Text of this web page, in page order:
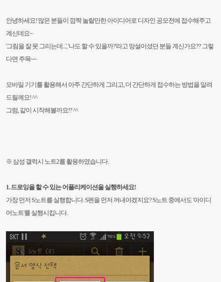
안녕하세요! 많은 분들이 깜짝 놀랄만한 아이디어로 디자인 공모전에 접수해주고
계신데요~
'그림을 잘 못 그리는데...', '나도 할 수 있을까?'라고 망설이셨던 분들 계신가요?? 그렇
다면 주목~~
모바일 기기를 활용해서 아주 간단하게 그리고, 더 간단하게 접수하는 방법을 알려
드릴께요! ^^
그럼, 같이 시작해볼까요!? ^^
※ 삼성 갤럭시 노트2를 활용하였습니다.
1. 드로잉을 할 수 있는 어플리케이션을 실행하세요!
가장 먼저 S노트를 실행합니다. S펜을 먼저 꺼내야겠지요?S노트 중에서도 '아이디
어노트'를 실행시킵니다.